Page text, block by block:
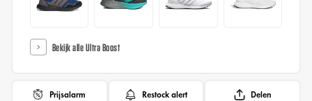
Bekijk alle Ultra Boost
Prijsalarm Restock alert Delen